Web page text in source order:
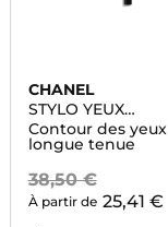
CHANEL
STYLO YEUX
WATERPROOF
Contour des yeux
longue tenue
38,50 €
À partir de 25,41 €